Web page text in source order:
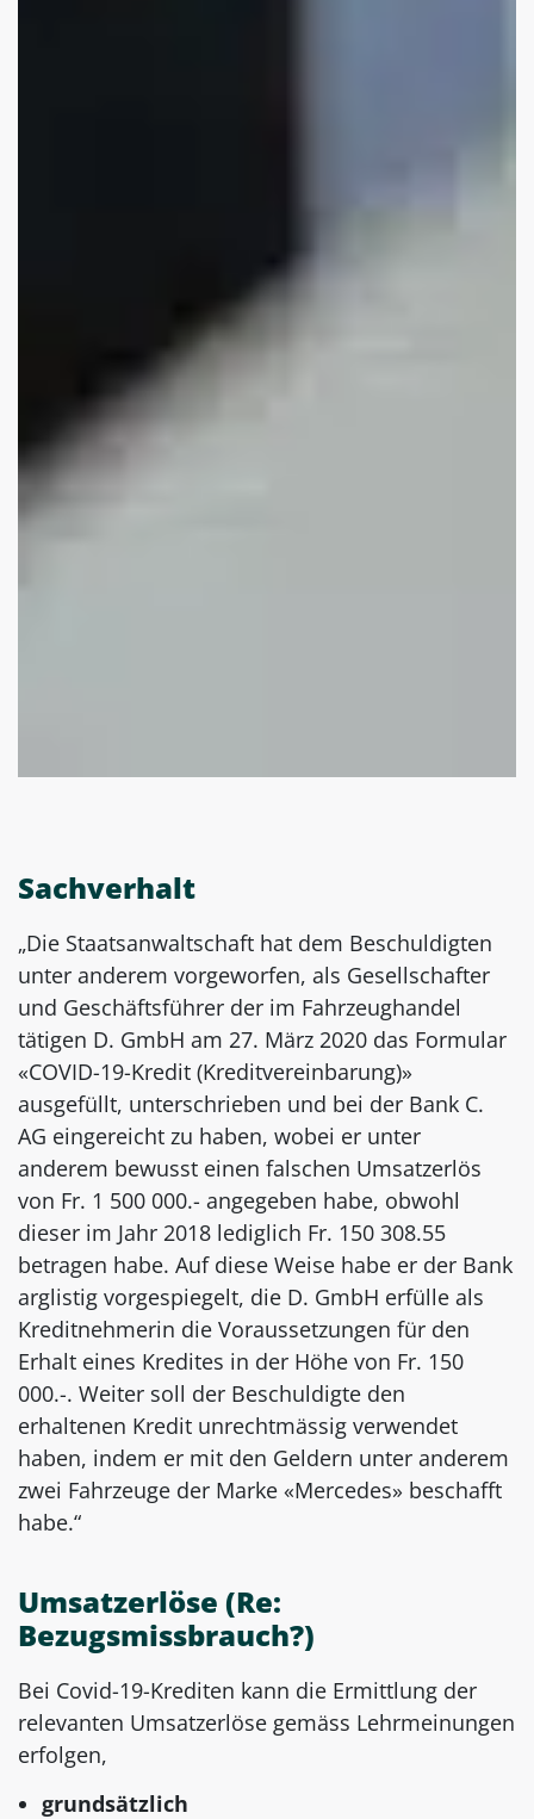
Sachverhalt
„Die Staatsanwaltschaft hat dem Beschuldigten
unter anderem vorgeworfen, als Gesellschafter
und Geschäftsführer der im Fahrzeughandel
tätigen D. GmbH am 27. März 2020 das Formular
«COVID-19-Kredit (Kreditvereinbarung)»
ausgefüllt, unterschrieben und bei der Bank C.
AG eingereicht zu haben, wobei er unter
anderem bewusst einen falschen Umsatzerlös
von Fr. 1 500 000.- angegeben habe, obwohl
dieser im Jahr 2018 lediglich Fr. 150 308.55
betragen habe. Auf diese Weise habe er der Bank
arglistig vorgespiegelt, die D. GmbH erfülle als
Kreditnehmerin die Voraussetzungen für den
Erhalt eines Kredites in der Höhe von Fr. 150
000.-. Weiter soll der Beschuldigte den
erhaltenen Kredit unrechtmässig verwendet
haben, indem er mit den Geldern unter anderem
zwei Fahrzeuge der Marke «Mercedes» beschafft
habe.“
Umsatzerlöse (Re:
Bezugsmissbrauch?)
Bei Covid-19-Krediten kann die Ermittlung der
relevanten Umsatzerlöse gemäss Lehrmeinungen
erfolgen,
grundsätzlich